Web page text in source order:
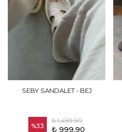
SEBY SANDALET - BEJ
%33
₺ 1,499.90
₺ 999.90